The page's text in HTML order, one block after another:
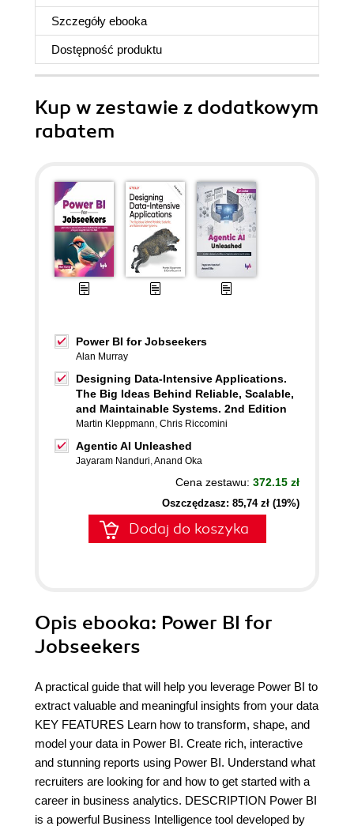
Szczegóły ebooka
Dostępność produktu
Kup w zestawie z dodatkowym
rabatem
Power BI for Jobseekers
Alan Murray
Designing Data-Intensive Applications.
The Big Ideas Behind Reliable, Scalable,
and Maintainable Systems. 2nd Edition
Martin Kleppmann, Chris Riccomini
Agentic AI Unleashed
Jayaram Nanduri,Anand Oka
Cena zestawu: 372.15 zł
Oszczędzasz: 85,74 zł (19%)
Dodaj do koszyka
Opis ebooka: Power BI for
Jobseekers
A practical guide that will help you leverage Power BI to
extract valuable and meaningful insights from your data
KEY FEATURES Learn how to transform, shape, and
model your data in Power BI. Create rich, interactive
and stunning reports using Power BI. Understand what
recruiters are looking for and how to get started with a
career in business analytics. DESCRIPTION Power BI
is a powerful Business Intelligence tool developed by